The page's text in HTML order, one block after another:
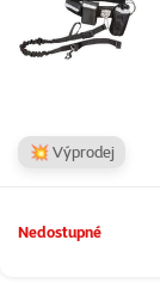
💥 Výprodej
Nedostupné